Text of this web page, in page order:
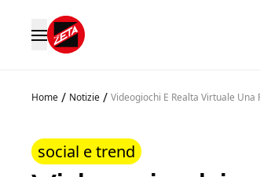
Home / Notizie / Videogiochi E Realta Virtuale
social e trend